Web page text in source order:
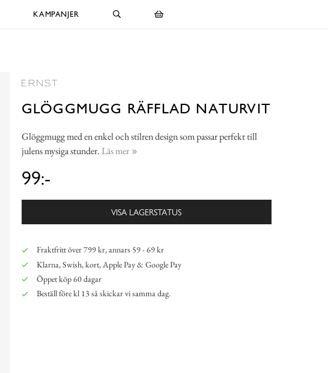
KAMPANJER
GLÖGGMUGG RÄFFLAD NATURVIT
Glöggmugg med en enkel och stilren design som passar perfekt till
julens mysiga stunder. Läs mer
99:-
VISA LAGERSTATUS
Fraktfritt över 799 kr, annars 59 - 69 kr
Klarna, Swish, kort, Apple Pay & Google Pay
Öppet köp 60 dagar
Beställ före kl 13 så skickar vi samma dag.